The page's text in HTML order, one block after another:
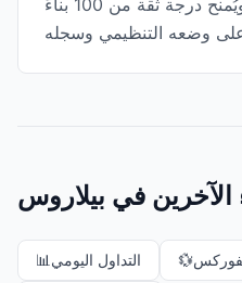
مقياس من 1 إلى 5 نجوم ويُمنح درجة ثقة من 100 بناءً
الآخرين في بيلاروس
📊 التداول اليومي 💱